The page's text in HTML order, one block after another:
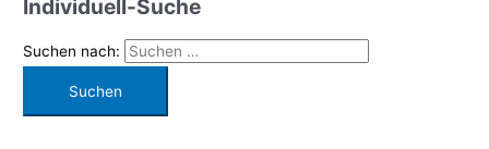
Individuell-Suche
Suchen nach: